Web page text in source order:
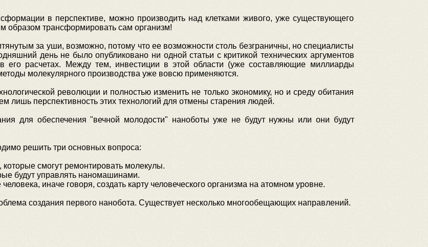
в перспективе, можно производить над клетками живого, уже существующего
образом трансформировать сам организм!
за уши, возможно, потому что ее возможности столь безграничны, но специалисты
день не было опубликовано ни одной статьи с критикой технических аргументов
его расчетах. Между тем, инвестиции в этой области (уже составляющие миллиарды
молекулярного производства уже вовсю применяются.
революции и полностью изменить не только экономику, но и среду обитания
лишь перспективность этих технологий для отмены старения людей.
для обеспечения "вечной молодости" наноботы уже не будут нужны или они будут
решить три основных вопроса:
смогут ремонтировать молекулы.
будут управлять наномашинами.
иначе говоря, создать карту человеческого организма на атомном уровне.
создания первого нанобота. Существует несколько многообещающих направлений.